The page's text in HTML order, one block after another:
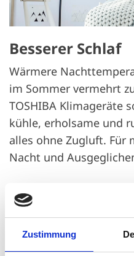
Zustimmung
Besserer Schlaf
Wärmere
im Sommer vermehrt
TOSHIBA Klimageräte
kühle, erholsame und
alles ohne Zugluft. Für
Nacht und
Heizung für die
Frühling ist die